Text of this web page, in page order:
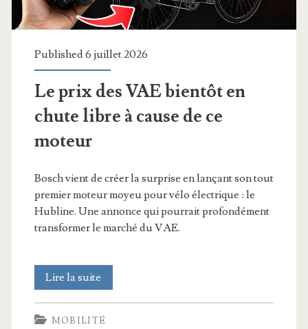
MP73
Published 6 juillet 2026
Le prix des VAE bientôt en
chute libre à cause de ce
moteur
Bosch vient de créer la surprise en lançant son tout
premier moteur moyeu pour vélo électrique : le
Hubline. Une annonce qui pourrait profondément
transformer le marché du VAE.
Lire la suite
prix
MOBILITÉ